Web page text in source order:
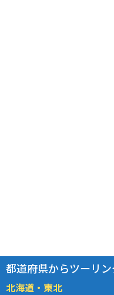
都道府県からツーリ
北海道・東北